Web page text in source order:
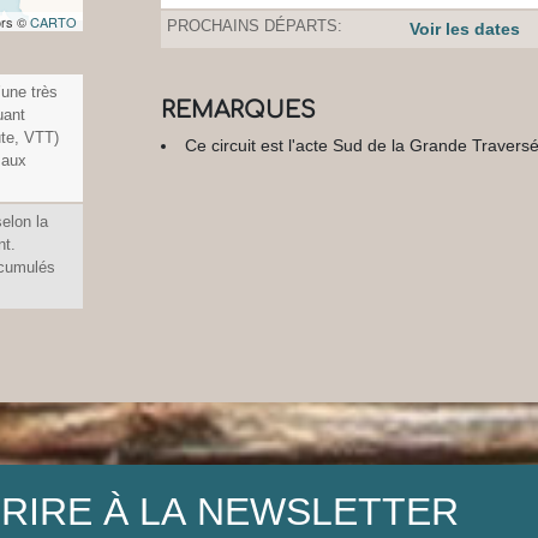
©CARTO
très
VTT)
la
PROCHAINS DÉPARTS: Voir les dates
REMARQUES
Ce circuit est l'acte Sud de la Grande
À LA NEWSLETTER